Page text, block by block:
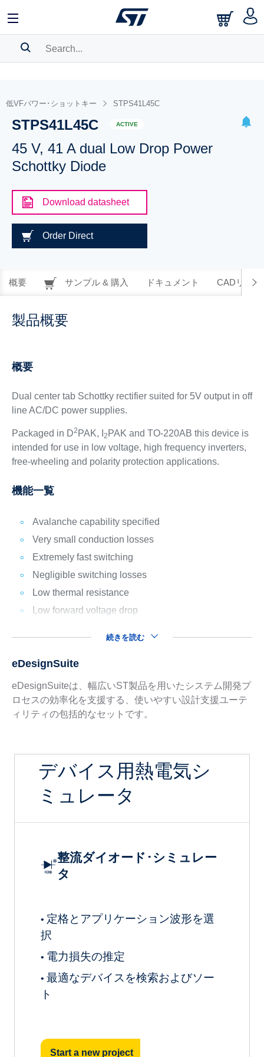
BOOKMARK
Pleaselog in to show your saved searches.
低VFパワー･ショットキー STPS41L45C
STPS41L45C ACTIVE
45 V, 41 A dual Low Drop Power
Schottky Diode
Download datasheet
Order Direct
概要 サンプル & 購入 ドキュメント CADリソー
製品概要
概要
Dual center tab Schottky rectifier suited for 5V output in off
line AC/DC power supplies.
Packaged in D2 PAK, I 2 PAK and TO-220AB this device is
intended for use in low voltage, high frequency inverters,
free-wheeling and polarity protection applications.
機能一覧
Avalanche capability specified
Very small conduction losses
Extremely fast switching
Negligible switching losses
Low thermal resistance
Low forward voltage drop
続きを読む
eDesignSuite
eDesignSuiteは、幅広いST製品を用いたシステム開発プ
ロセスの効率化を支援する、使いやすい設計支援ユーテ
ィリティの包括的なセットです。
デバイス用熱電気シ
ミュレータ
整流ダイオード･シミュレー
タ
• 定格とアプリケーション波形を選
択
• 電力損失の推定
• 最適なデバイスを検索およびソー
ト
Start a new project